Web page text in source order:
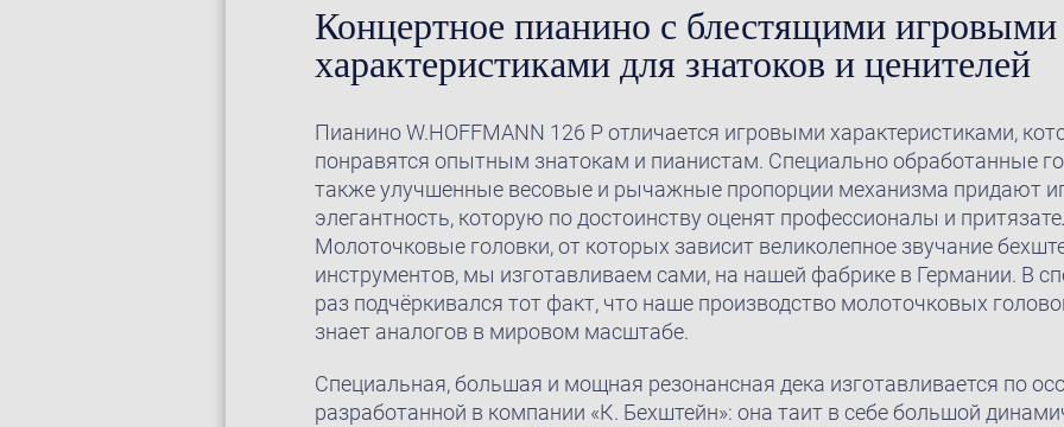
Концертное пианино с блестящими игровыми
характеристиками для знатоков и ценителей
Пианино W.HOFFMANN 126 P отличается игровыми характеристиками,
понравятся опытным знатокам и пианистам. Специально обработанные
также улучшенные весовые и рычажные пропорции механизма придают
элегантность, которую по достоинству оценят профессионалы и
Молоточковые головки, от которых зависит великолепное звучание
инструментов, мы изготавливаем сами, на нашей фабрике в Германии. В
раз подчёркивался тот факт, что наше производство молоточковых
знает аналогов в мировом масштабе.
Специальная, большая и мощная резонансная дека изготавливается по
разработанной в компании «К. Бехштейн»: она таит в себе большой